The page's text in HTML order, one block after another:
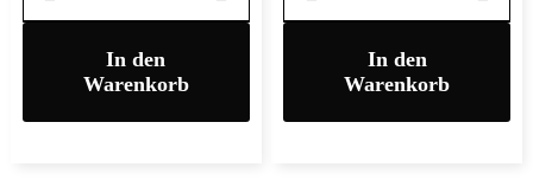
In den
Warenkorb
In den
Warenkorb